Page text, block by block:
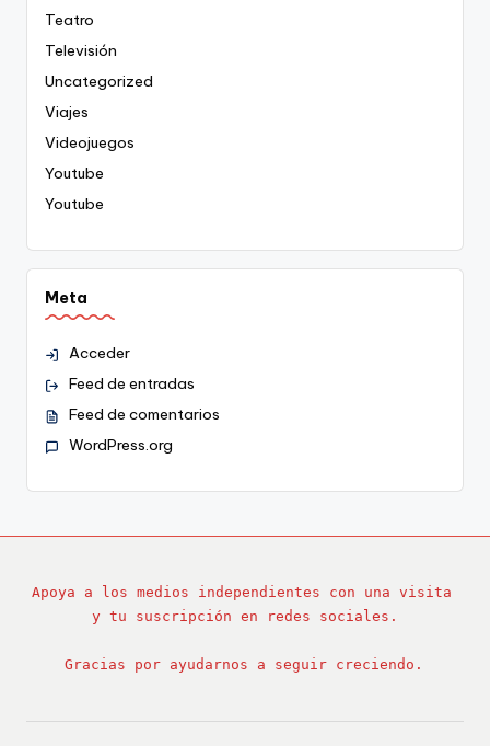
Teatro
Televisión
Uncategorized
Viajes
Videojuegos
Youtube
Youtube
Meta
Acceder
Feed de entradas
Feed de comentarios
WordPress.org
Apoya a los medios independientes con una visita
y tu suscripción en redes sociales.
Gracias por ayudarnos a seguir creciendo.